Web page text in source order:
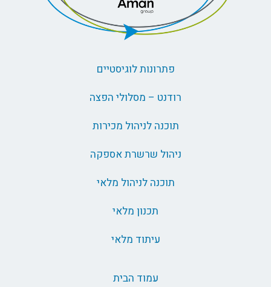
פתרונות לוגיסטיים
רודנט – מסלולי הפצה
תוכנה לניהול מכירות
ניהול שרשרת אספקה
תוכנה לניהול מלאי
תכנון מלאי
עיתוד מלאי
עמוד הבית